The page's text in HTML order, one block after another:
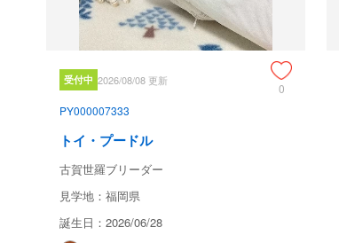
受付中 2026/08/08 更新
0
PY000007333
トイ・プードル
古賀世羅ブリーダー
見学地：福岡県
誕生日：2026/06/28